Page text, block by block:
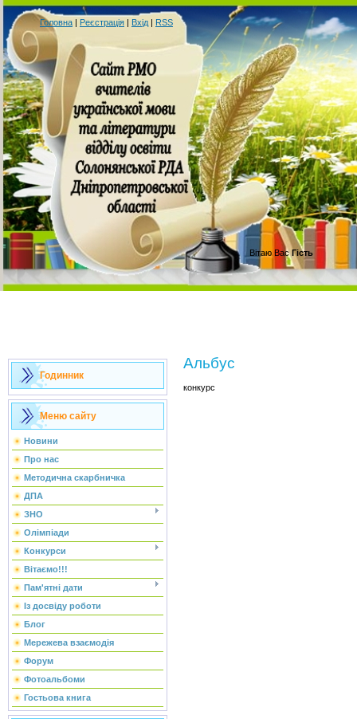
Головна | Реєстрація | Вхід | RSS
Вітаю Вас Гість
Годинник
Меню сайту
Новини
Про нас
Методична скарбничка
ДПА
ЗНО
Олімпіади
Конкурси
Вітаємо!!!
Пам'ятні дати
Із досвіду роботи
Блог
Мережева взаємодія
Форум
Фотоальбоми
Гостьова книга
Альбус
конкурс